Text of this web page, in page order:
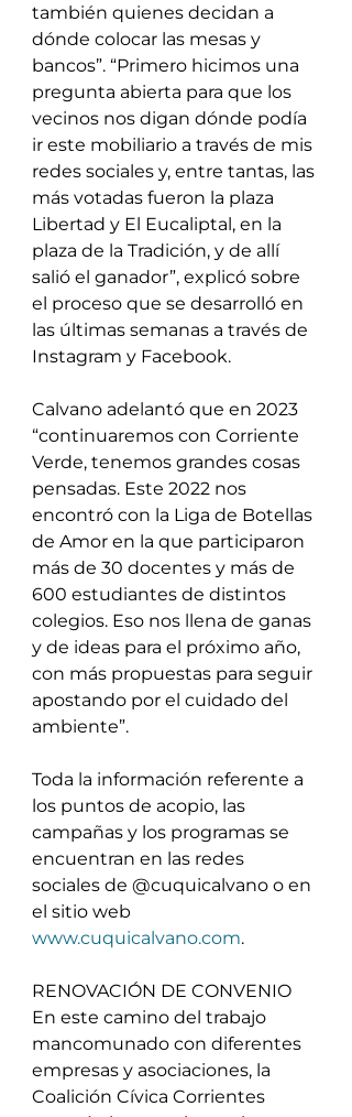
también quienes decidan a
dónde colocar las mesas y
bancos”. “Primero hicimos una
pregunta abierta para que los
vecinos nos digan dónde podía
ir este mobiliario a través de mis
redes sociales y, entre tantas, las
más votadas fueron la plaza
Libertad y El Eucaliptal, en la
plaza de la Tradición, y de allí
salió el ganador”, explicó sobre
el proceso que se desarrolló en
las últimas semanas a través de
Instagram y Facebook.
Calvano adelantó que en 2023
“continuaremos con Corriente
Verde, tenemos grandes cosas
pensadas. Este 2022 nos
encontró con la Liga de Botellas
de Amor en la que participaron
más de 30 docentes y más de
600 estudiantes de distintos
colegios. Eso nos llena de ganas
y de ideas para el próximo año,
con más propuestas para seguir
apostando por el cuidado del
ambiente”.
Toda la información referente a
los puntos de acopio, las
campañas y los programas se
encuentran en las redes
sociales de @cuquicalvano o en
el sitio web
www.cuquicalvano.com.
RENOVACIÓN DE CONVENIO
En este camino del trabajo
mancomunado con diferentes
empresas y asociaciones, la
Coalición Cívica Corrientes